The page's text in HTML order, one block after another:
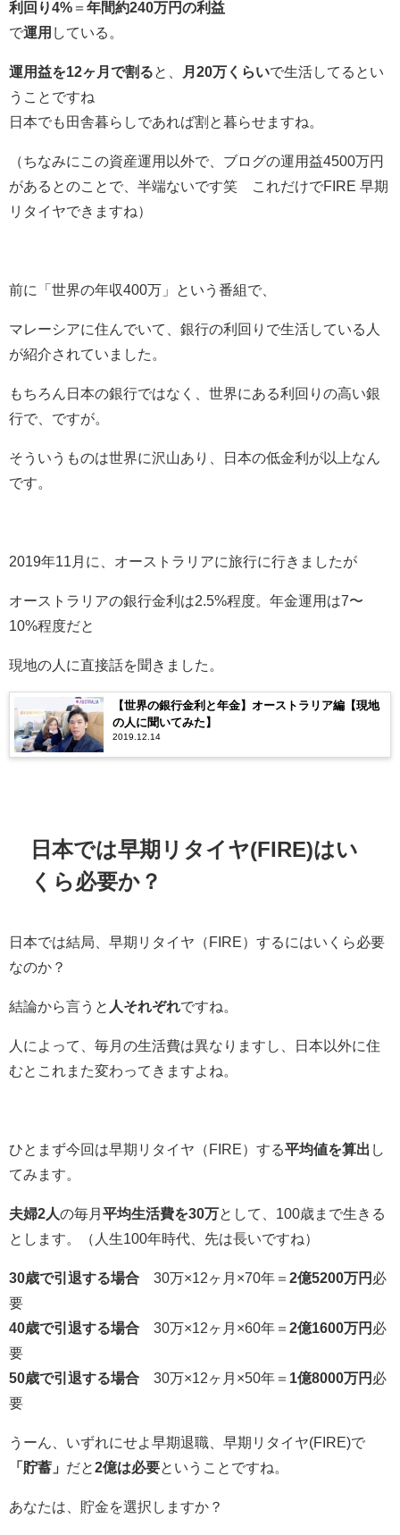
利回り4% ＝ 年間約240万円の利益
で運用 している。
運用益を12ヶ月で割ると、 月20万くらいで生活してるとい
うことですね
日本でも田舎暮らしであれば割と暮らせますね。
（ちなみにこの資産運用以外で、ブログの運用益4500万円
があるとのことで、半端ないです笑 これだけでFIRE 早期
リタイヤできますね）
前に「世界の年収400万」という番組で、
マレーシアに住んでいて、銀行の利回りで生活している人
が紹介されていました。
もちろん日本の銀行ではなく、世界にある利回りの高い銀
行で、ですが。
そういうものは世界に沢山あり、日本の低金利が以上なん
です。
2019年11月に、オーストラリアに旅行に行きましたが
オーストラリアの銀行金利は2.5%程度。年金運用は7〜
10%程度だと
現地の人に直接話を聞きました。
【世界の銀行金利と年金】オーストラリア編【現地
の人に聞いてみた】
2019.12.14
日本では早期リタイヤ(FIRE)はい
くら必要か？
日本では結局、早期リタイヤ（FIRE）するにはいくら必要
なのか？
結論から言うと 人それぞれですね。
人によって、毎月の生活費は異なりますし、日本以外に住
むとこれまた変わってきますよね。
ひとまず今回は早期リタイヤ（FIRE）する平均値を算出 し
てみます。
夫婦2人の毎月 平均生活費を30万として、100歳まで生きる
とします。（人生100年時代、先は長いですね）
30歳で引退する場合 30万×12ヶ月×70年＝ 2億5200万円 必
要
40歳で引退する場合 30万×12ヶ月×60年＝ 2億1600万円 必
要
50歳で引退する場合 30万×12ヶ月×50年＝ 1億8000万円 必
要
うーん、いずれにせよ早期退職、早期リタイヤ(FIRE)で
「貯蓄」 だと2億は必要ということですね。
あなたは、貯金を選択しますか？